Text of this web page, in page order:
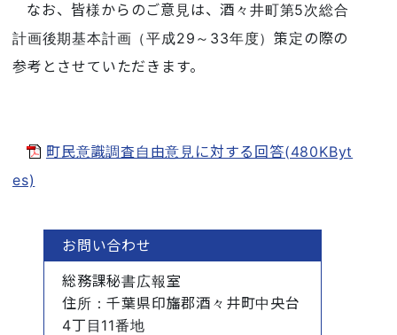
なお、皆様からのご意見は、酒々井町第5次総合
計画後期基本計画（平成29～33年度）策定の際の
参考とさせていただきます。
町民意識調査自由意見に対する回答(480KByt
es)
お問い合わせ
総務課秘書広報室
住所 ：千葉県印旛郡酒々井町中央台
4丁目11番地